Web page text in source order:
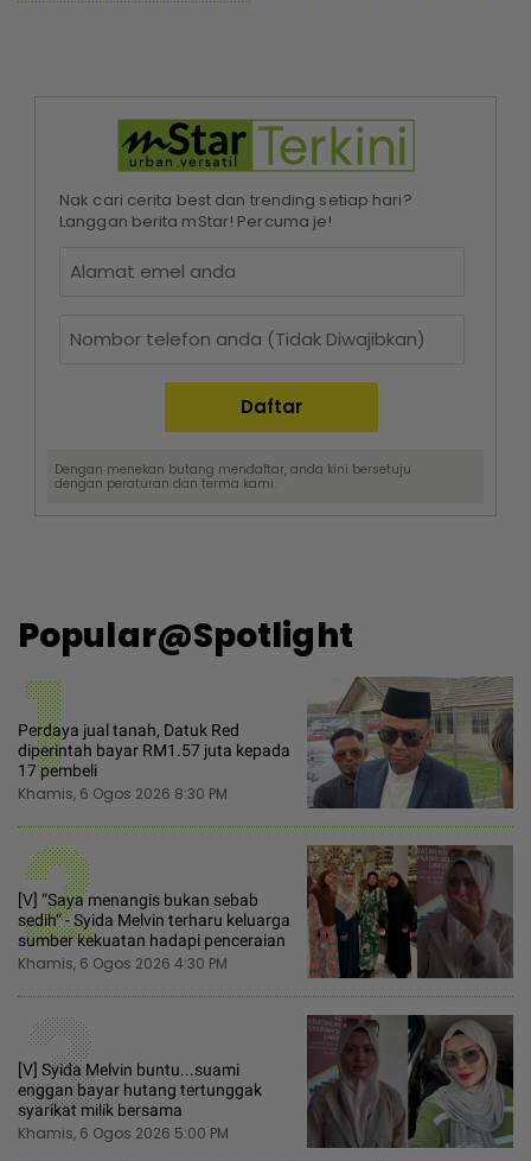
Nak cari cerita best dan trending setiap hari?
Langgan berita mStar! Percuma je!
Dengan menekan butang mendaftar, anda kini bersetuju
dengan peraturan dan terma kami.
Popular@Spotlight
1
Perdaya jual tanah, Datuk Red
diperintah bayar RM1.57 juta kepada
17 pembeli
Khamis, 6 Ogos 2026 8:30 PM
2
[V] “Saya menangis bukan sebab
sedih“ - Syida Melvin terharu keluarga
sumber kekuatan hadapi penceraian
Khamis, 6 Ogos 2026 4:30 PM
3
[V] Syida Melvin buntu...suami
enggan bayar hutang tertunggak
syarikat milik bersama
Khamis, 6 Ogos 2026 5:00 PM